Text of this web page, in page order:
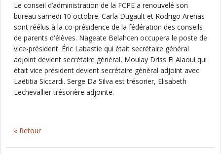
Le conseil d’administration de la FCPE a renouvelé son
bureau samedi 10 octobre. Carla Dugault et Rodrigo Arenas
sont réélus à la co-présidence de la fédération des conseils
de parents d'élèves. Nageate Belahcen occupera le poste de
vice-président. Éric Labastie qui était secrétaire général
adjoint devient secrétaire général, Moulay Driss El Alaoui qui
était vice président devient secrétaire général adjoint avec
Laëtitia Siccardi. Serge Da Silva est trésorier, Elisabeth
Lechevallier trésorière adjointe.
« Retour